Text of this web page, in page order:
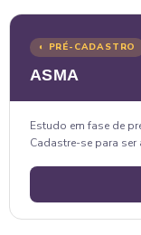
◐ PRÉ-CADASTRO
ASMA
Estudo em fase de
Cadastre-se para